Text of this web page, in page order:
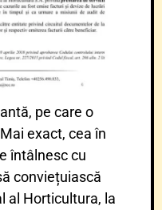
pe care o
exact, cea în
întâlnesc cu
conviețuiască
al Horticultura, la